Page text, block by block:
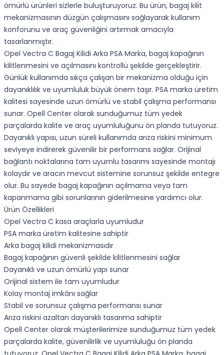
ömürlü ürünleri sizlerle buluşturuyoruz. Bu ürün, bagaj kilit
mekanizmasının düzgün çalışmasını sağlayarak kullanım
konforunu ve araç güvenliğini artırmak amacıyla
tasarlanmıştır.
Opel Vectra C Bagaj Kilidi Arka PSA Marka, bagaj kapağının
kilitlenmesini ve açılmasını kontrollü şekilde gerçekleştirir.
Günlük kullanımda sıkça çalışan bir mekanizma olduğu için
dayanıklılık ve uyumluluk büyük önem taşır. PSA marka üretim
kalitesi sayesinde uzun ömürlü ve stabil çalışma performansı
sunar. Opell Center olarak sunduğumuz tüm yedek
parçalarda kalite ve araç uyumluluğunu ön planda tutuyoruz.
Dayanıklı yapısı, uzun süreli kullanımda arıza riskini minimum
seviyeye indirerek güvenilir bir performans sağlar. Orijinal
bağlantı noktalarına tam uyumlu tasarımı sayesinde montajı
kolaydır ve aracın mevcut sistemine sorunsuz şekilde entegre
olur. Bu sayede bagaj kapağının açılmama veya tam
kapanmama gibi sorunlarının giderilmesine yardımcı olur.
Ürün Özellikleri
Opel Vectra C kasa araçlarla uyumludur
PSA marka üretim kalitesine sahiptir
Arka bagaj kilidi mekanizmasıdır
Bagaj kapağının güvenli şekilde kilitlenmesini sağlar
Dayanıklı ve uzun ömürlü yapı sunar
Orijinal sistem ile tam uyumludur
Kolay montaj imkânı sağlar
Stabil ve sorunsuz çalışma performansı sunar
Arıza riskini azaltan dayanıklı tasarıma sahiptir
Opell Center olarak müşterilerimize sunduğumuz tüm yedek
parçalarda kalite, güvenilirlik ve uyumluluğu ön planda